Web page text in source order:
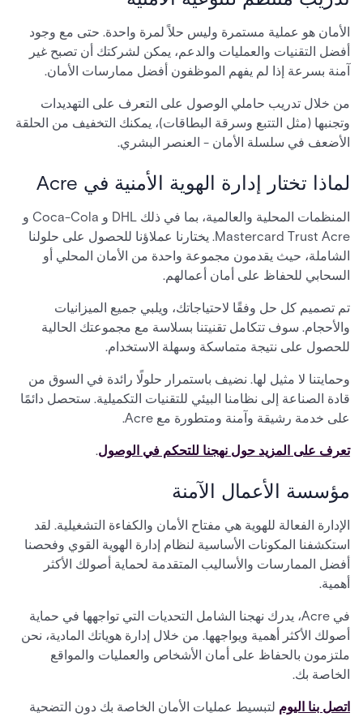
الأمان هو عملية مستمرة وليس حلاً لمرة واحدة. حتى مع وجود
أفضل التقنيات والعمليات والدعم، يمكن لشركتك أن تصبح غير
آمنة بسرعة إذا لم يفهم الموظفون أفضل ممارسات الأمان.
من خلال تدريب حاملي الوصول على التعرف على التهديدات
وتجنبها (مثل التتبع وسرقة البطاقات)، يمكنك التخفيف من الحلقة
الأضعف في سلسلة الأمان - العنصر البشري.
لماذا تختار إدارة الهوية الأمنية في Acre
المنظمات المحلية والعالمية، بما في ذلك DHL و Coca-Cola و
Mastercard Trust Acre. يختارنا عملاؤنا للحصول على حلولنا
الشاملة، حيث يقدمون مجموعة واحدة من الأمان المحلي أو
السحابي للحفاظ على أمان أعمالهم.
تم تصميم كل حل وفقًا لاحتياجاتك، ويلبي جميع الميزانيات
والأحجام. سوف تتكامل تقنيتنا بسلاسة مع مجموعتك الحالية
للحصول على نتيجة متماسكة وسهلة الاستخدام.
وحمايتنا لا مثيل لها. نضيف باستمرار حلولًا رائدة في السوق من
قادة الصناعة إلى نظامنا البيئي للتقنيات التكميلية. ستحصل دائمًا
على خدمة رشيقة وآمنة ومتطورة مع Acre.
تعرف على المزيد حول نهجنا للتحكم في الوصول.
مؤسسة الأعمال الآمنة
الإدارة الفعالة للهوية هي مفتاح الأمان والكفاءة التشغيلية. لقد
استكشفنا المكونات الأساسية لنظام إدارة الهوية القوي وفحصنا
أفضل الممارسات والأساليب المتقدمة لحماية أصولك الأكثر
أهمية.
في Acre، يدرك نهجنا الشامل التحديات التي تواجهها في حماية
أصولك الأكثر أهمية ويواجهها. من خلال إدارة هوياتك المادية، نحن
ملتزمون بالحفاظ على أمان الأشخاص والعمليات والمواقع
الخاصة بك.
اتصل بنا اليوم لتبسيط عمليات الأمان الخاصة بك دون التضحية